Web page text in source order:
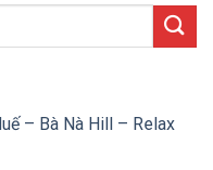
– Bà Nà Hill – Relax